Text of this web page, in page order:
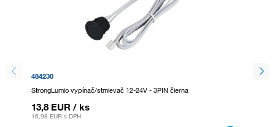
484230
StrongLumio vypínač/stmievač 12-24V - 3PIN čierna
13,8 EUR / ks
16,98 EUR s DPH
484231